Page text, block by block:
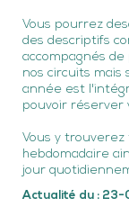
Vous pourrez
des descriptifs
accompagnés
nos circuits
année est
pouvoir réserver
Vous y
hebdomadaire
jour
Actualité du :